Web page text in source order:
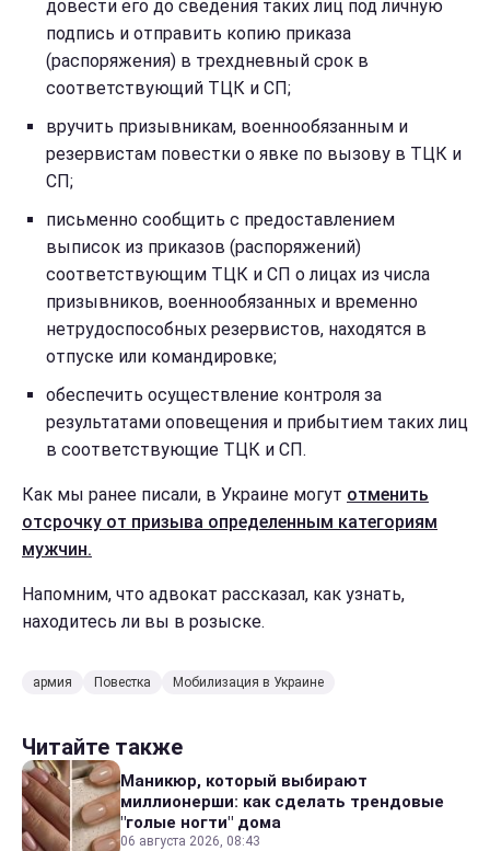
довести его до сведения таких лиц под личную
подпись и отправить копию приказа
(распоряжения) в трехдневный срок в
соответствующий ТЦК и СП;
вручить призывникам, военнообязанным и
резервистам повестки о явке по вызову в ТЦК и
СП;
письменно сообщить с предоставлением
выписок из приказов (распоряжений)
соответствующим ТЦК и СП о лицах из числа
призывников, военнообязанных и временно
нетрудоспособных резервистов, находятся в
отпуске или командировке;
обеспечить осуществление контроля за
результатами оповещения и прибытием таких лиц
в соответствующие ТЦК и СП.
Как мы ранее писали, в Украине могут отменить
отсрочку от призыва определенным категориям
мужчин.
Напомним, что адвокат рассказал, как узнать,
находитесь ли вы в розыске.
армия Повестка Мобилизация в Украине
Читайте также
Маникюр, который выбирают
миллионерши: как сделать трендовые
"голые ногти" дома
06 августа 2026, 08:43